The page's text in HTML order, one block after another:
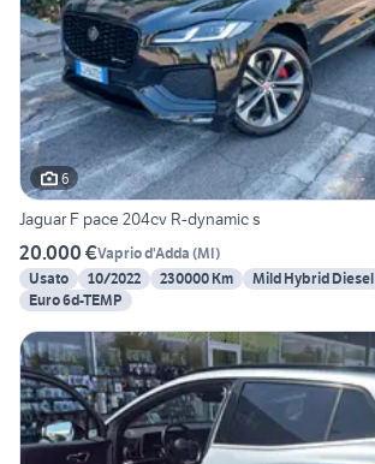
6
Jaguar F pace 204cv R-dynamic s
20.000 €Vaprio d'Adda (MI)
Usato
10/2022 230000 Km Mild Hybrid Diesel
Euro 6d-TEMP